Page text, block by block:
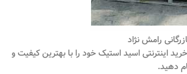
رامش نژاد
اینترنتی اسید استیک خود را با بهترین کیفیت و
دهید.